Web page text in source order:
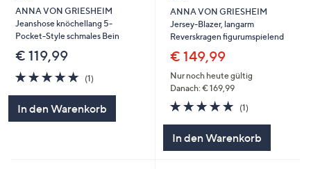
ANNA VON GRIESHEIM
Jeanshose knöchellang 5-
Pocket-Style schmales Bein
€ 119,99
5.0
von
(1)
In den Warenkorb
ANNA VON GRIESHEIM
Jersey-Blazer, langarm
Reverskragen figurumspielend
€ 149,99
Nur noch heute gültig
Danach: € 169,99
5.0
von
5
(1)
In den Warenkorb